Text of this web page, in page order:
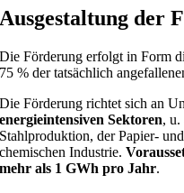
Ausgestaltung der
Die Förderung erfolgt in Form
75 % der tatsächlich
Die Förderung richtet sich an
energieintensiven Sektoren, u.
Stahlproduktion, der Papier-
chemischen Industrie.
mehr als 1 GWh pro Jahr.